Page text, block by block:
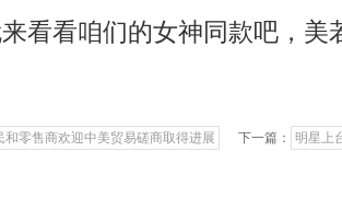
看看咱们的女神同款吧，美
和零售商欢迎中美贸易磋商取得进展 下一篇： 明星上